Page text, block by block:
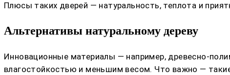
Плюсы таких дверей — натуральность, теплота и
Альтернативы натуральному дереву
Инновационные материалы — например, древесно-
влагостойкостью и меньшим весом. Что важно —